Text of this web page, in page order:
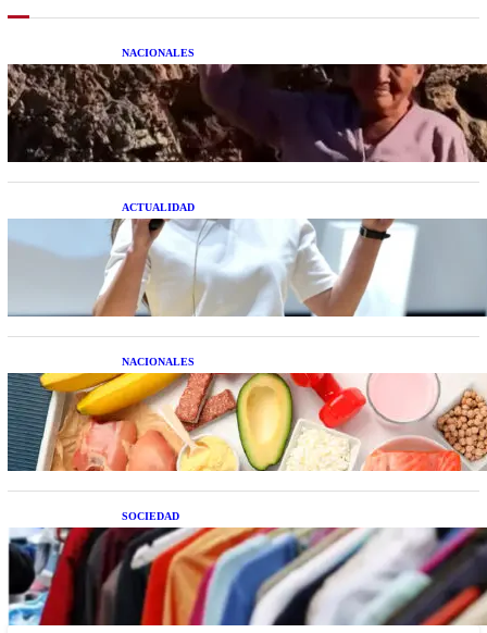
NACIONALES
Una mujer asegura haber peleado con un
extraterrestre cuerpo a cuerpo
ACTUALIDAD
La startup creada por una salteña que busca
resolver el estrés financiero en Latinoamérica
NACIONALES
Nutrición inteligente: Cinco superalimentos de
temporada que deberías sumar a tu dieta este mes
SOCIEDAD
Las grandes marcas globales se suman a la
tendencia de la ropa de segunda mano premium